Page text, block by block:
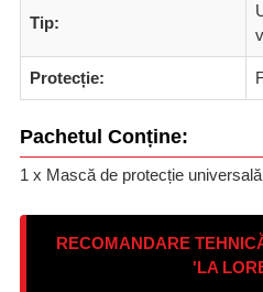
Tip:
Protecție:
Pachetul Conține:
1 x Mască de protecție
RECOMANDARE
'LA